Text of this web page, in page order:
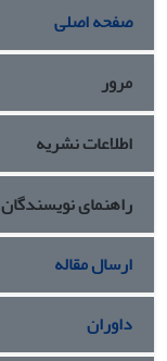
صفحه اصلی
مرور
اطلاعات نشریه
راهنمای نویسندگان
ارسال مقاله
داوران